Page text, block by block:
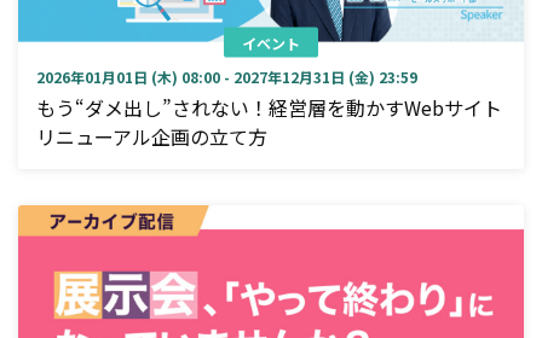
イベント
2026年01月01日 (木) 08:00 - 2027年12月31日 (金) 23:59
もう“ダメ出し”されない！経営層を動かすWebサイト
リニューアル企画の立て方